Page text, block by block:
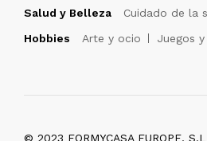
Salud y Belleza
Cuidado de la
Hobbies
Arte y ocio Juegos
© 2023 FORMYCASA EUROPE,